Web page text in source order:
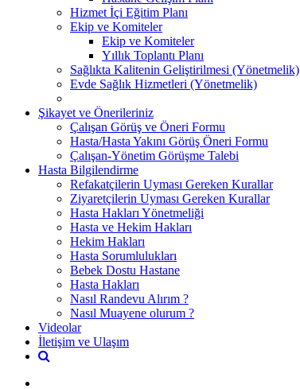
Hizmet İçi Eğitim Planı
Ekip ve Komiteler
Ekip ve Komiteler
Yıllık Toplantı Planı
Sağlıkta Kalitenin Geliştirilmesi (Yönetmelik)
Evde Sağlık Hizmetleri (Yönetmelik)
Şikayet ve Önerileriniz
Çalışan Görüş ve Öneri Formu
Hasta/Hasta Yakını Görüş Öneri Formu
Çalışan-Yönetim Görüşme Talebi
Hasta Bilgilendirme
Refakatçilerin Uyması Gereken Kurallar
Ziyaretçilerin Uyması Gereken Kurallar
Hasta Hakları Yönetmeliği
Hasta ve Hekim Hakları
Hekim Hakları
Hasta Sorumlulukları
Bebek Dostu Hastane
Hasta Hakları
Nasıl Randevu Alırım ?
Nasıl Muayene olurum ?
Videolar
İletişim ve Ulaşım